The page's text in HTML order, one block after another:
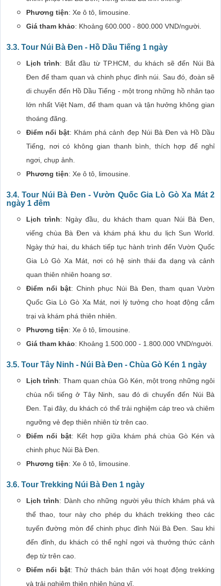
Phương tiện: Xe ô tô, limousine.
Giá tham khảo: Khoảng 600.000 - 800.000 VND/người.
3.3. Tour Núi Bà Đen - Hồ Dầu Tiếng 1 ngày
Lịch trình: Bắt đầu từ TP.HCM, du khách sẽ đến Núi Bà
Đen để tham quan và chinh phục đỉnh núi. Sau đó, đoàn sẽ
di chuyển đến Hồ Dầu Tiếng - một trong những hồ nhân tạo
lớn nhất Việt Nam, để tham quan và tận hưởng không gian
thoáng đãng.
Điểm nổi bật: Khám phá cảnh đẹp Núi Bà Đen và Hồ Dầu
Tiếng, nơi có không gian thanh bình, thích hợp để nghỉ
ngơi, chụp ảnh.
Phương tiện: Xe ô tô, limousine.
3.4.Tour Núi Bà Đen - Vườn Quốc Gia Lò Gò Xa Mát 2
ngày 1 đêm
Lịch trình: Ngày đầu, du khách tham quan Núi Bà Đen,
viếng chùa Bà Đen và khám phá khu du lịch Sun World.
Ngày thứ hai, du khách tiếp tục hành trình đến Vườn Quốc
Gia Lò Gò Xa Mát, nơi có hệ sinh thái đa dạng và cảnh
quan thiên nhiên hoang sơ.
Điểm nổi bật: Chinh phục Núi Bà Đen, tham quan Vườn
Quốc Gia Lò Gò Xa Mát, nơi lý tưởng cho hoạt động cắm
trại và khám phá thiên nhiên.
Phương tiện: Xe ô tô, limousine.
Giá tham khảo: Khoảng 1.500.000 - 1.800.000 VND/người.
3.5. Tour Tây Ninh - Núi Bà Đen - Chùa Gò Kén 1 ngày
Lịch trình: Tham quan chùa Gò Kén, một trong những ngôi
chùa nổi tiếng ở Tây Ninh, sau đó di chuyển đến Núi Bà
Đen. Tại đây, du khách có thể trải nghiệm cáp treo và chiêm
ngưỡng vẻ đẹp thiên nhiên từ trên cao.
Điểm nổi bật: Kết hợp giữa khám phá chùa Gò Kén và
chinh phục Núi Bà Đen.
Phương tiện: Xe ô tô, limousine.
3.6. Tour Trekking Núi Bà Đen 1 ngày
Lịch trình: Dành cho những người yêu thích khám phá và
thể thao, tour này cho phép du khách trekking theo các
tuyến đường mòn để chinh phục đỉnh Núi Bà Đen. Sau khi
đến đỉnh, du khách có thể nghỉ ngơi và thưởng thức cảnh
đẹp từ trên cao.
Điểm nổi bật: Thử thách bản thân với hoạt động trekking
và trải nghiệm thiên nhiên hùng vĩ.